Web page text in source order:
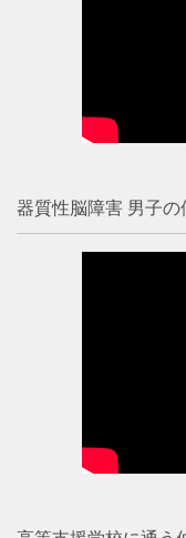
器質性脳障害 男子の